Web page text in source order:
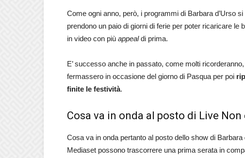
Come ogni anno, però, i programmi di Barbara d’Urso
prendono un paio di giorni di ferie per poter ricaricare
in video con più appealdi prima.
E’ successo anche in passato, come molti
fermassero in occasione del giorno di Pasqua per poi
finite le festività.
Cosa va in onda al posto di Live Non
Cosa va in onda pertanto al posto dello show di Barbara
Mediaset possono trascorrere una prima serata in